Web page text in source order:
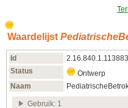
Waardelijst
Id
Status
Ontwerp
Naam
Gebruik: 1